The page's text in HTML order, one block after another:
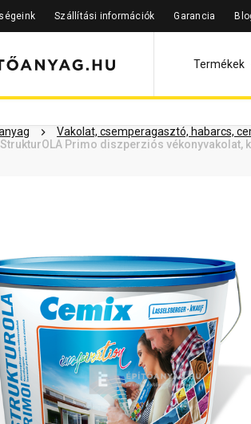
Szállítási információk Garancia
Termékek
Vakolat, csemperagasztó, habarcs,
Primo diszperziós vékonyvakolat,
Szükséged lehet rá Részletes leírás